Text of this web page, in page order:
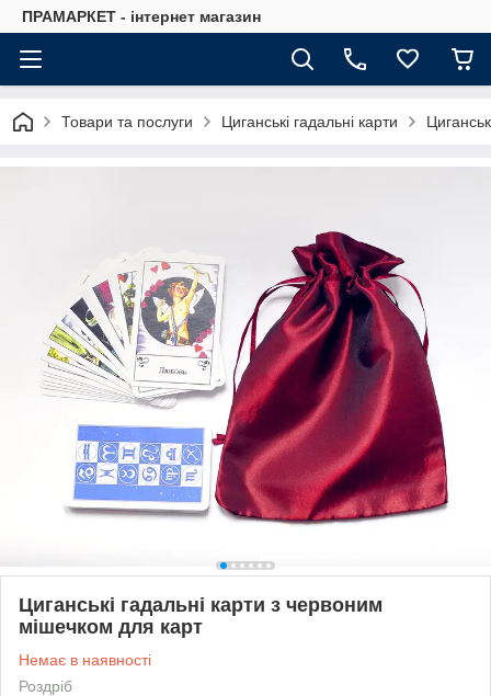
ПРАМАРКЕТ - інтернет магазин
Товари та послуги Циганські гадальні карти
Циганські гадальні карти з червоним
мішечком для карт
Немає в наявності
Роздріб